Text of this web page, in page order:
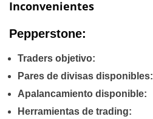
Inconvenientes
Pepperstone:
Traders objetivo:
Pares de divisas disponibles:
Apalancamiento disponible:
Herramientas de trading: